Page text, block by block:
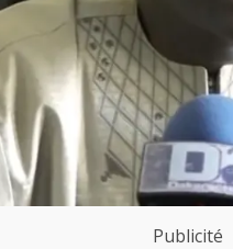
Publicité